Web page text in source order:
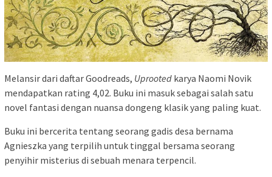
Melansir dari daftar Goodreads, Uprooted karya Naomi Novik
mendapatkan rating 4,02. Buku ini masuk sebagai salah satu
novel fantasi dengan nuansa dongeng klasik yang paling kuat.
Buku ini bercerita tentang seorang gadis desa bernama
Agnieszka yang terpilih untuk tinggal bersama seorang
penyihir misterius di sebuah menara terpencil.